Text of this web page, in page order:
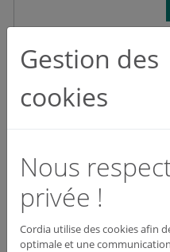
Dispo : En stock
Gestion des
cookies
Nous
privée !
Cordia utilise des cookies afin
optimale et une